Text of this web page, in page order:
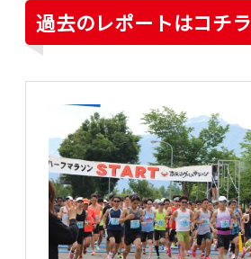
過去のレポートはコチラ